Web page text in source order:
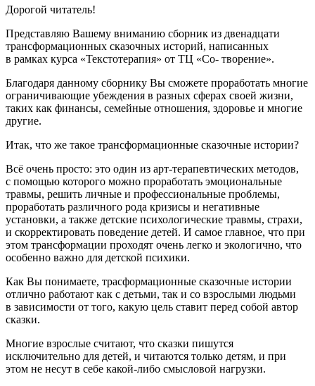
Дорогой читатель!
Представляю Вашему вниманию сборник из двенадцати
трансформационных сказочных историй, написанных
в рамках курса «Текстотерапия» от ТЦ «Со- творение».
Благодаря данному сборнику Вы сможете проработать многие
ограничивающие убеждения в разных сферах своей жизни,
таких как финансы, семейные отношения, здоровье и многие
другие.
Итак, что же такое трансформационные сказочные истории?
Всё очень просто: это один из арт-терапевтических методов,
с помощью которого можно проработать эмоциональные
травмы, решить личные и профессиональные проблемы,
проработать различного рода кризисы и негативные
установки, а также детские психологические травмы, страхи,
и скорректировать поведение детей. И самое главное, что при
этом трансформации проходят очень легко и экологично, что
особенно важно для детской психики.
Как Вы понимаете, трасформационные сказочные истории
отлично работают как с детьми, так и со взрослыми людьми
в зависимости от того, какую цель ставит перед собой автор
сказки.
Многие взрослые считают, что сказки пишутся
исключительно для детей, и читаются только детям, и при
этом не несут в себе какой-либо смысловой нагрузки.